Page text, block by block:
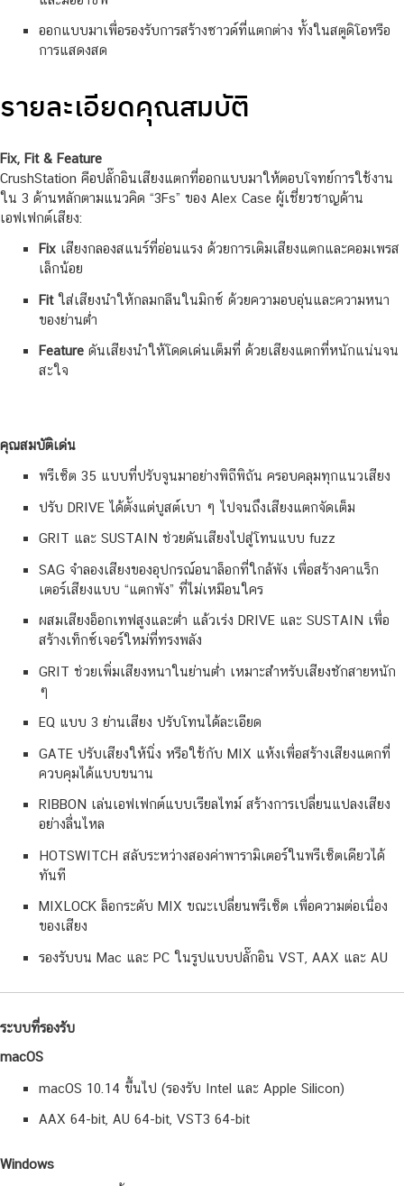
ออกแบบมาเพื่อรองรับการสร้างซาวด์ที่แตกต่าง ทั้งในสตูดิโอหรือ
การแสดงสด
รายละเอียดคุณสมบัติ
Fix, Fit & Feature
CrushStation คือปลั๊กอินเสียงแตกที่ออกแบบมาให้ตอบโจทย์การใช้งาน
ใน 3 ด้านหลักตามแนวคิด “3Fs” ของ Alex Case ผู้เชี่ยวชาญด้าน
เอฟเฟกต์เสียง:
Fixเสียงกลองสแนร์ที่อ่อนแรง ด้วยการเติมเสียงแตกและคอมเพรส
เล็กน้อย
Fitใส่เสียงนำให้กลมกลืนในมิกซ์ ด้วยความอบอุ่นและความหนา
ของย่านต่ำ
Featureดันเสียงนำให้โดดเด่นเต็มที่ ด้วยเสียงแตกที่หนักแน่นจน
สะใจ
คุณสมบัติเด่น
พรีเซ็ต 35 แบบที่ปรับจูนมาอย่างพิถีพิถัน ครอบคลุมทุกแนวเสียง
ปรับ DRIVE ได้ตั้งแต่บูสต์เบา ๆ ไปจนถึงเสียงแตกจัดเต็ม
GRIT และ SUSTAIN ช่วยดันเสียงไปสู่โทนแบบ fuzz
SAG จำลองเสียงของอุปกรณ์อนาล็อกที่ใกล้พัง เพื่อสร้างคาแร็ก
เตอร์เสียงแบบ “แตกพัง” ที่ไม่เหมือนใคร
ผสมเสียงอ็อกเทฟสูงและต่ำ แล้วเร่ง DRIVE และ SUSTAIN เพื่อ
สร้างเท็กซ์เจอร์ใหม่ที่ทรงพลัง
GRIT ช่วยเพิ่มเสียงหนาในย่านต่ำ เหมาะสำหรับเสียงชักสายหนัก
ๆ
EQ แบบ 3 ย่านเสียง ปรับโทนได้ละเอียด
GATE ปรับเสียงให้นิ่ง หรือใช้กับ MIX แห้งเพื่อสร้างเสียงแตกที่
ควบคุมได้แบบขนาน
RIBBON เล่นเอฟเฟกต์แบบเรียลไทม์ สร้างการเปลี่ยนแปลงเสียง
อย่างลื่นไหล
HOTSWITCH สลับระหว่างสองค่าพารามิเตอร์ในพรีเซ็ตเดียวได้
ทันที
MIXLOCK ล็อกระดับ MIX ขณะเปลี่ยนพรีเซ็ต เพื่อความต่อเนื่อง
ของเสียง
รองรับบน Mac และ PC ในรูปแบบปลั๊กอิน VST, AAX และ AU
ระบบที่รองรับ
macOS
macOS 10.14 ขึ้นไป (รองรับ Intel และ Apple Silicon)
AAX 64-bit, AU 64-bit, VST3 64-bit
Windows